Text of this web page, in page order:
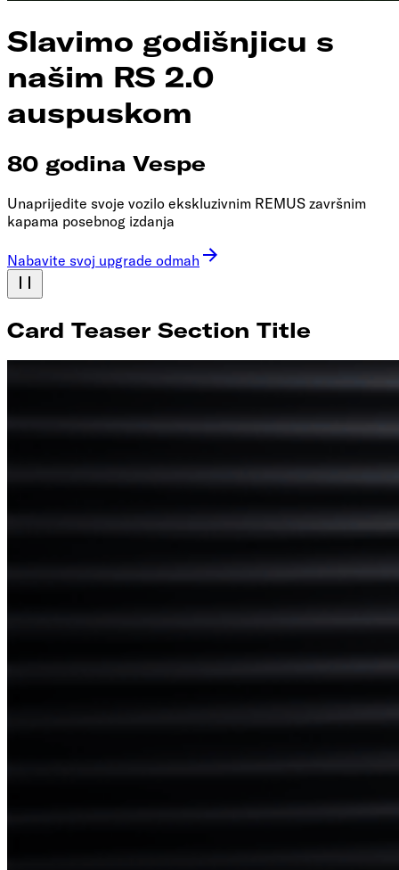
Slavimo godišnjicu s
našim RS 2.0
auspuskom
80 godina Vespe
Unaprijedite svoje vozilo ekskluzivnim REMUS završnim
kapama posebnog izdanja
Nabavite svoj upgrade odmah
Card Teaser Section Title